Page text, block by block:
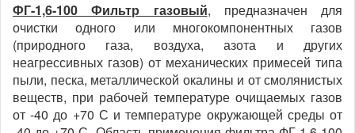
ФГ-1,6-100 Фильтр газовый, предназначен для
очистки одного или многокомпонентных газов
(природного газа, воздуха, азота и других
неагрессивных газов) от механических примесей типа
пыли, песка, металлической окалины и от смолянистых
веществ, при рабочей температуре очищаемых газов
от -40 до +70 С и температуре окружающей среды от